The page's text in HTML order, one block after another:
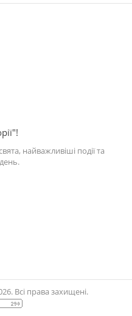
найважливіші події та
Всі права захищені.